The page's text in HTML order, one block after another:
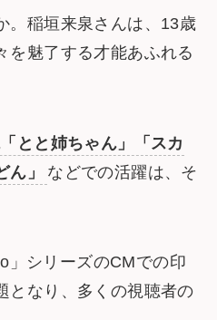
。稲垣来泉さんは、13歳
を魅了する才能あふれる
とと姉ちゃん」「スカ
」
などでの活躍は、そ
」シリーズのCMでの印
となり、多くの視聴者の